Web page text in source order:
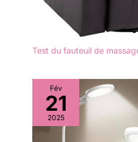
Test du fauteuil de
Fév
21
2025